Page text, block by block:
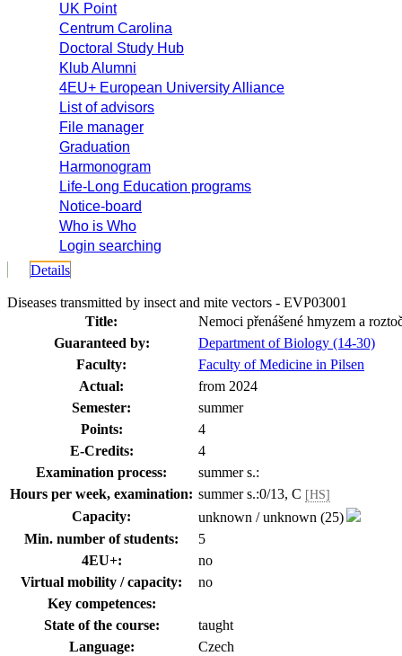
UK Point
Centrum Carolina
Doctoral Study Hub
Klub Alumni
4EU+ European University Alliance
List of advisors
File manager
Graduation
Harmonogram
Life-Long Education programs
Notice-board
Who is Who
Login searching
Details
Diseases transmitted by insect and mite vectors - EVP03001
Title:
Nemoci přenášené hmyzem a
Guaranteed by:
Department of Biology (14-30)
Faculty:
Faculty of Medicine in Pilsen
Actual:
from 2024
Semester:
summer
Points:
4
E-Credits:
4
Examination process:
summer s.:
Hours per week, examination: summer s.:0/13, C [HS]
Capacity:
unknown / unknown (25)
Min. number of students:
5
4EU+:
no
Virtual mobility / capacity:
no
Key competences:
State of the course:
taught
Language:
Czech